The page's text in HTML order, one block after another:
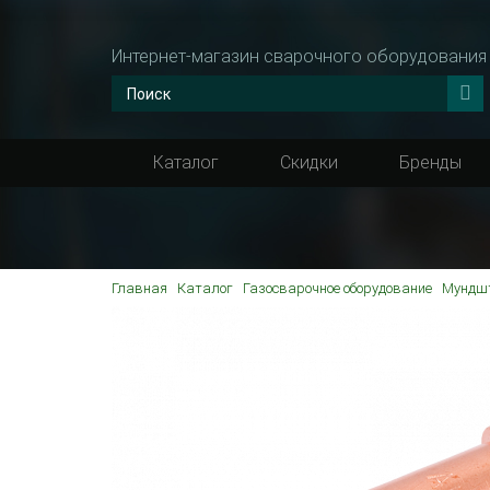
Интернет-магазин сварочного оборудования
Каталог Скидки Бренды
Главная Каталог Газосварочное оборудование